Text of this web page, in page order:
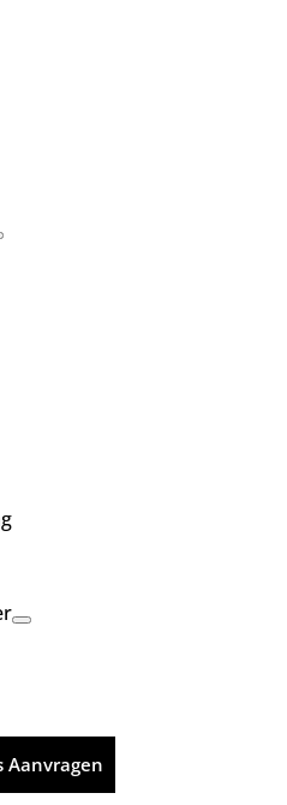
Aanvragen